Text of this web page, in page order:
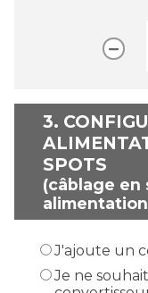
3.
SPOTS
(câblage en
J'ajoute un
Je ne